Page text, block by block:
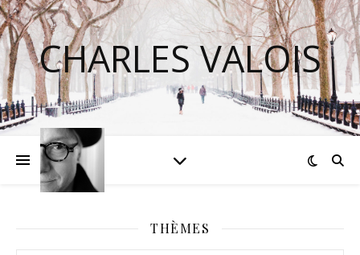
CHARLES VALOIS
THÈMES